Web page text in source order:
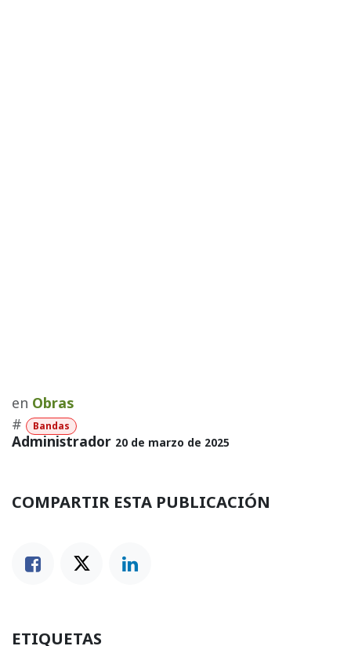
en Obras
#
Bandas
Administrador 20 de marzo de 2025
COMPARTIR ESTA PUBLICACIÓN
ETIQUETAS